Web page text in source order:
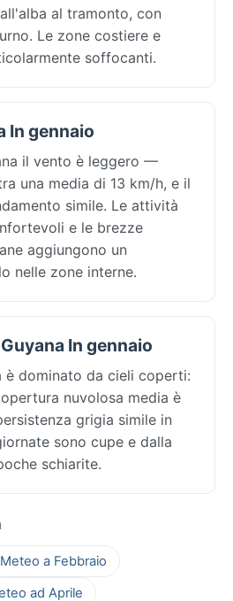
al tramonto, con
Le zone costiere e
soffocanti.
In gennaio
il vento è leggero —
una media di 13 km/h, e il
simile. Le attività
e le brezze
aggiungono un
nelle zone interne.
In gennaio
è dominato da cieli coperti:
nuvolosa media è
grigia simile in
sono cupe e dalla
schiarite.
Meteo a Febbraio
ad Aprile